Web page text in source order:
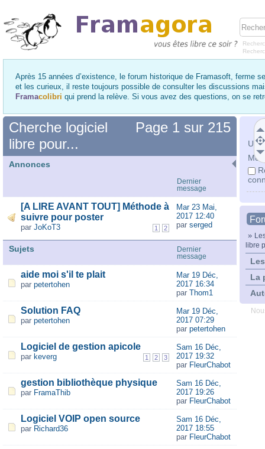
Après 15 années d’existence, le forum historique de Framasoft, ferme
et les curieux, il reste toujours possible de consulter les discussions
Framacolibri qui prend la relève. Si vous avez des questions, on se
Mot
»
libre
La
Page 1 sur 215
Cherche logiciel
libre pour...
Annonces
Dernier
message
[A LIRE AVANT TOUT] Méthode à
suivre pour poster
1 2
par JoKoT3
Mar 23 Mai,
2017 12:40
par serged
Sujets
Dernier
message
aide moi s'il te plait
par petertohen
Mar 19 Déc,
2017 16:34
par Thom1
Solution FAQ
par petertohen
Mar 19 Déc,
2017 07:29
par petertohen
Logiciel de gestion apicole
1 2 3
par keverg
Sam 16 Déc,
2017 19:32
par FleurChabot
gestion bibliothèque physique
par FramaThib
Sam 16 Déc,
2017 19:26
par FleurChabot
Logiciel VOIP open source
par Richard36
Sam 16 Déc,
2017 18:55
par FleurChabot